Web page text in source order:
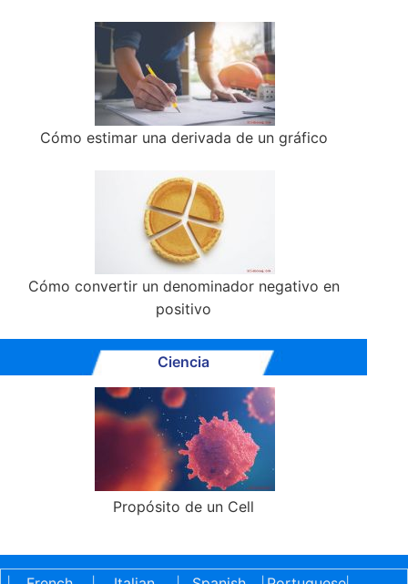
Cómo estimar una derivada de un gráfico
Cómo convertir un denominador negativo en
positivo
Ciencia
Propósito de un Cell